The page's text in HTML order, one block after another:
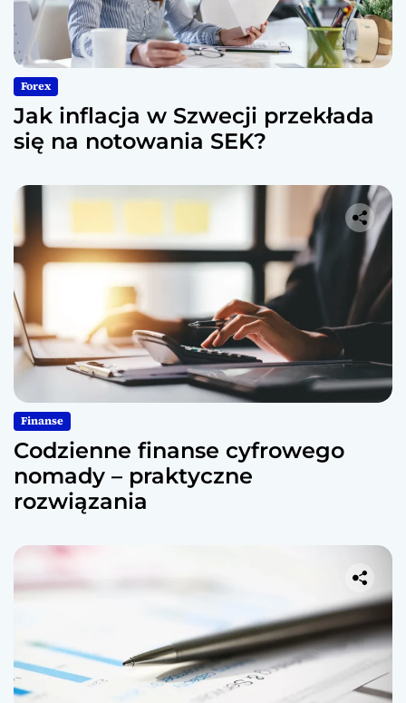
Forex
Jak inflacja w Szwecji przekłada
się na notowania SEK?
Finanse
Codzienne finanse cyfrowego
nomady – praktyczne
rozwiązania